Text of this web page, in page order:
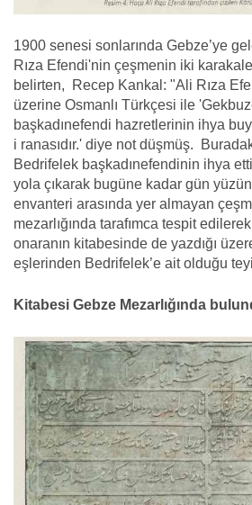
1900 senesi sonlarında Gebze’ye
Rıza Efendi'nin çeşmenin iki
belirten, Recep Kankal: "Ali Rıza
üzerine Osmanlı Türkçesi ile
başkadınefendi hazretlerinin ihya
i ranasıdır.' diye not düşmüş.
Bedrifelek başkadınefendinin ihya
yola çıkarak bugüne kadar gün
envanteri arasında yer almayan
mezarlığında tarafımca tespit
onaranın kitabesinde de yazdığı
eşlerinden Bedrifelek’e ait olduğu
Kitabesi Gebze Mezarlığında